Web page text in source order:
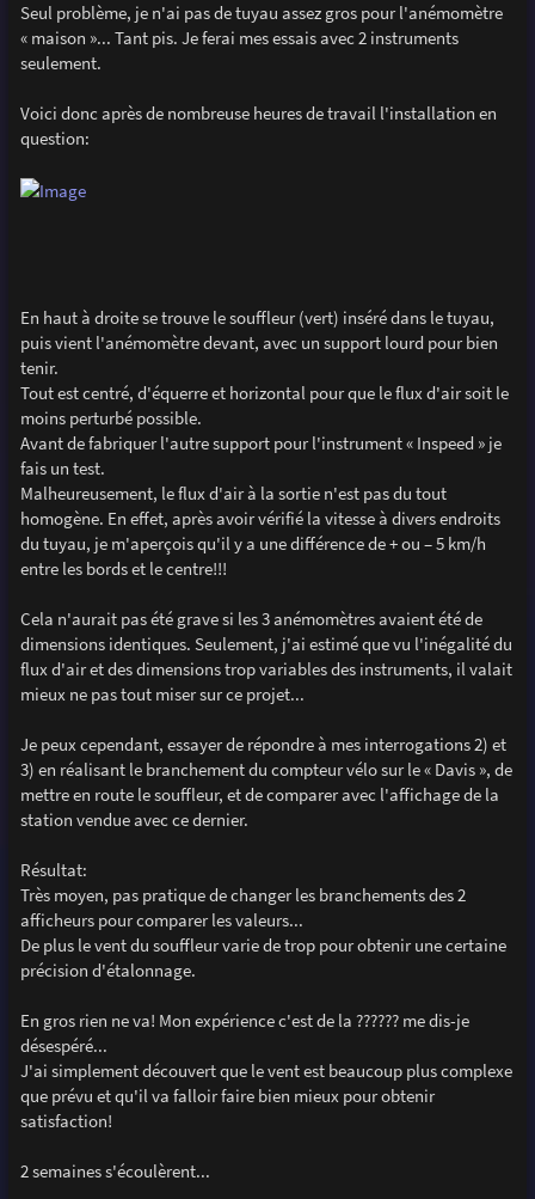
Seul problème, je n'ai pas de tuyau assez gros pour l'anémomètre
« maison »... Tant pis. Je ferai mes essais avec 2 instruments
seulement.
Voici donc après de nombreuse heures de travail l'installation en
question:
En haut à droite se trouve le souffleur (vert) inséré dans le tuyau,
puis vient l'anémomètre devant, avec un support lourd pour bien
tenir.
Tout est centré, d'équerre et horizontal pour que le flux d'air soit le
moins perturbé possible.
Avant de fabriquer l'autre support pour l'instrument « Inspeed » je
fais un test.
Malheureusement, le flux d'air à la sortie n'est pas du tout
homogène. En effet, après avoir vérifié la vitesse à divers endroits
du tuyau, je m'aperçois qu'il y a une différence de + ou – 5 km/h
entre les bords et le centre!!!
Cela n'aurait pas été grave si les 3 anémomètres avaient été de
dimensions identiques. Seulement, j'ai estimé que vu l'inégalité du
flux d'air et des dimensions trop variables des instruments, il valait
mieux ne pas tout miser sur ce projet...
Je peux cependant, essayer de répondre à mes interrogations 2) et
3) en réalisant le branchement du compteur vélo sur le « Davis », de
mettre en route le souffleur, et de comparer avec l'affichage de la
station vendue avec ce dernier.
Résultat:
Très moyen, pas pratique de changer les branchements des 2
afficheurs pour comparer les valeurs...
De plus le vent du souffleur varie de trop pour obtenir une certaine
précision d'étalonnage.
En gros rien ne va! Mon expérience c'est de la ?????? me dis-je
désespéré...
J'ai simplement découvert que le vent est beaucoup plus complexe
que prévu et qu'il va falloir faire bien mieux pour obtenir
satisfaction!
2 semaines s'écoulèrent...